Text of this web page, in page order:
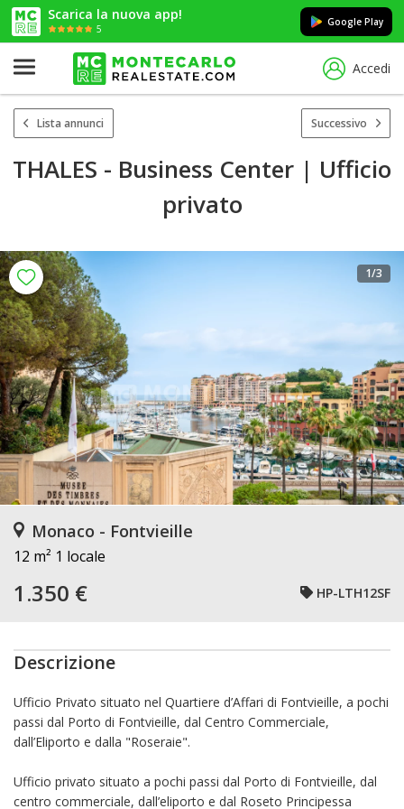
Scarica la nuova app!
5
Google Play
Accedi
Lista annunci Successivo
THALES - Business Center | Ufficio
privato
1/3
Monaco - Fontvieille
12 m² 1 locale
1.350 € HP-LTH12SF
Descrizione
Ufficio Privato situato nel Quartiere d’Affari di Fontvieille, a pochi
passi dal Porto di Fontvieille, dal Centro Commerciale,
dall’Eliporto e dalla "Roseraie".
Ufficio privato situato a pochi passi dal Porto di Fontvieille, dal
centro commerciale, dall’eliporto e dal Roseto Principessa